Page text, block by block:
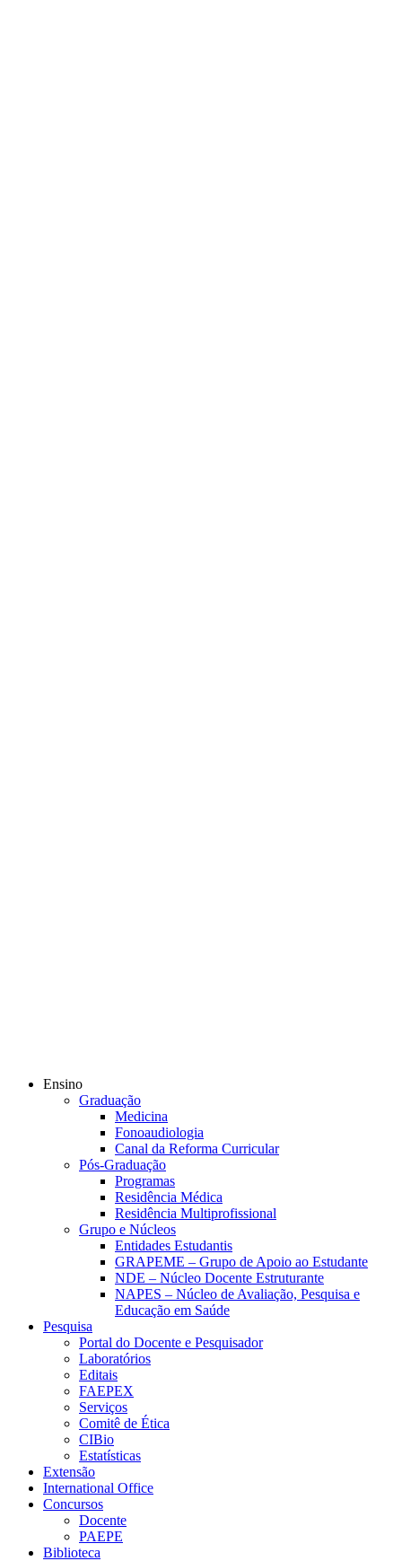
Ensino
Graduação
Medicina
Fonoaudiologia
Canal da Reforma Curricular
Pós-Graduação
Programas
Residência Médica
Residência Multiprofissional
Grupo e Núcleos
Entidades Estudantis
GRAPEME – Grupo de Apoio ao Estudante
NDE – Núcleo Docente Estruturante
NAPES – Núcleo de Avaliação, Pesquisa e
Educação em Saúde
Pesquisa
Portal do Docente e Pesquisador
Laboratórios
Editais
FAEPEX
Serviços
Comitê de Ética
CIBio
Estatísticas
Extensão
International Office
Concursos
Docente
PAEPE
Biblioteca